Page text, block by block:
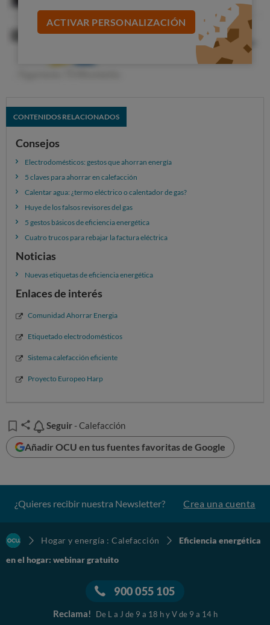
ACTIVAR PERSONALIZACIÓN
CONTENIDOS RELACIONADOS
Consejos
Electrodomésticos: gestos que ahorran energía
5 claves para ahorrar en calefacción
Calentar agua: ¿termo eléctrico o calentador de gas?
Huye de los falsos revisores del gas
5 gestos básicos de eficiencia energética
Cuatro trucos para rebajar la factura eléctrica
Noticias
Nuevas etiquetas de eficiencia energética
Enlaces de interés
Comunidad Ahorrar Energia
Etiquetado electrodomésticos
Sistema calefacción eficiente
Proyecto Europeo Harp
Seguir
Seguir - Calefacción
Añadir OCU en tus fuentes favoritas de Google
¿Quieres recibir nuestra Newsletter? Crea una cuenta
Hogar y energía : Calefacción
Eficiencia energética
en el hogar: webinar gratuito
900 055 105
Reclama! De L a J de 9 a 18 h y V de 9 a 14 h